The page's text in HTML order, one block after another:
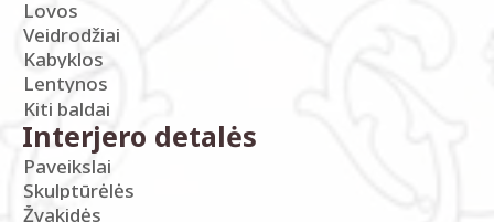
Lovos
Veidrodžiai
Kabyklos
Lentynos
Kiti baldai
Interjero detalės
Paveikslai
Skulptūrėlės
Žvakidės